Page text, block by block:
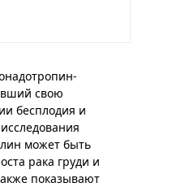
свою
бесплодия и
может быть
рака груди и
показывают